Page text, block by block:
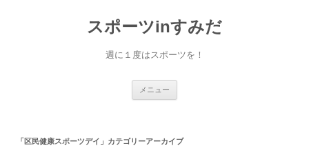
スポーツinすみだ
週に１度はスポーツを！
メニュー
「区民健康スポーツデイ 」カテゴリーアーカイブ